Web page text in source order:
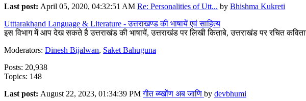
Last post: April 05, 2020, 04:32:51 AM Re: Personalities of Utt... by Bhishma Kukreti
Utttarakhand Language & Literature - उत्तराखण्ड की भाषायें एवं साहित्य
इस विभाग में आप देख सकते है उत्तराखंड की भाषायें, उत्तराखंड पर लिखी किताबे, उत्तराखंड पर रचित
Moderators: Dinesh Bijalwan, Saket Bahuguna
Posts: 20,938
Topics: 148
Last post: August 22, 2023, 01:34:39 PMगीत ब्य्खोंण अब जाणि by devbhumi